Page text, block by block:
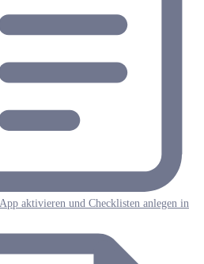
aktivieren und Checklisten anlegen in